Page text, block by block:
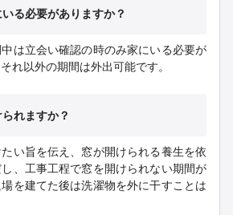
る必要がありますか？
は立会い確認の時のみ家にいる必要が
れ以外の期間は外出可能です。
れますか？
い旨を伝え、窓が開けられる養生を依
、工事工程で窓を開けられない期間が
を建てた後は洗濯物を外に干すことは